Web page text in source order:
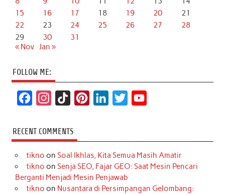
15
16 17 18 19 20
21
22
23 24 25 26 27
28
29
30
31
« Nov Jan »
FOLLOW ME:
c
e
b
o
s
t
a
r
k
T
o
k
t
e
r
e
k
e
d
I
t
t
r
T
u
e
RECENT COMMENTS
tikno on Soal Ikhlas, Kita Semua Masih Amatir
tikno on Senja SEO, Fajar GEO: Saat Mesin Pencari
Berganti Menjadi Mesin Penjawab
tikno on Nusantara di Persimpangan Gelombang: